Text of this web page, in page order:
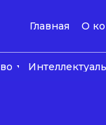
Главная О